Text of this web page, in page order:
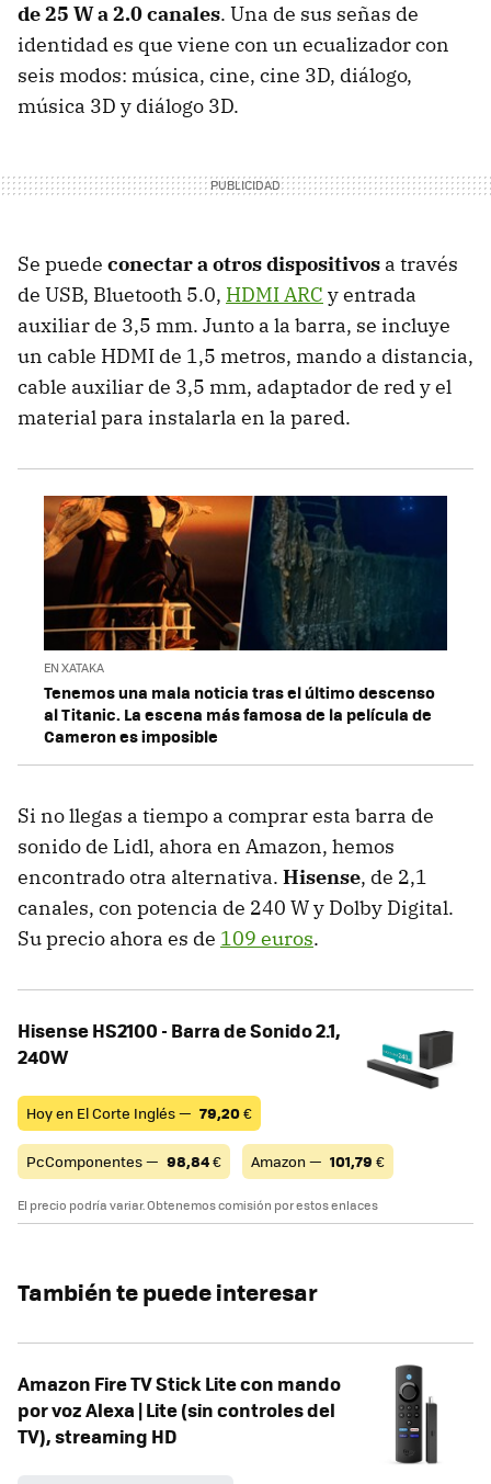
de 25 W a 2.0 canales. Una de sus señas de
identidad es que viene con un ecualizador con
seis modos: música, cine, cine 3D, diálogo,
música 3D y diálogo 3D.
Se puede conectar a otros dispositivos a través
de USB, Bluetooth 5.0, HDMI ARC y entrada
auxiliar de 3,5 mm. Junto a la barra, se incluye
un cable HDMI de 1,5 metros, mando a distancia,
cable auxiliar de 3,5 mm, adaptador de red y el
material para instalarla en la pared.
EN XATAKA
Tenemos una mala noticia tras el último descenso
al Titanic. La escena más famosa de la película de
Cameron es imposible
Si no llegas a tiempo a comprar esta barra de
sonido de Lidl, ahora en Amazon, hemos
encontrado otra alternativa. Hisense, de 2,1
canales, con potencia de 240 W y Dolby Digital.
Su precio ahora es de 109 euros.
Hisense HS2100 - Barra de Sonido 2.1,
240W
Hoy en El Corte Inglés — 79,20€
PcComponentes — 98,84€ Amazon — 101,79 €
El precio podría variar. Obtenemos comisión por estos enlaces
También te puede interesar
Amazon Fire TV Stick Lite con mando
por voz Alexa | Lite (sin controles del
TV), streaming HD